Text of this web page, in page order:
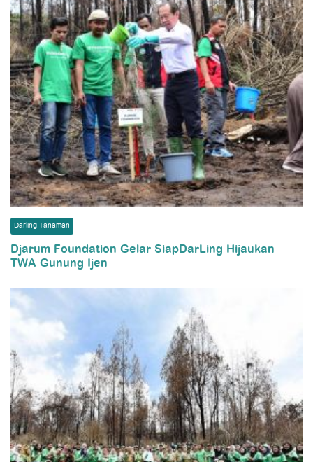
Darling Tanaman
Djarum Foundation Gelar SiapDarLing Hijaukan
TWA Gunung Ijen